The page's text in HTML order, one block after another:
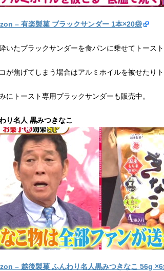
– 有楽製菓 ブラックサンダー 1本×20袋
いたブラックサンダーを食パンに乗せてトース
が焦げてしまう場合はアルミホイルを被せたり
にトースト専用ブラックサンダーも販売中。
り名人 黒みつきなこ
– 越後製菓 ふんわり名人黒みつきなこ 56g